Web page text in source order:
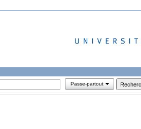
Passe-partout